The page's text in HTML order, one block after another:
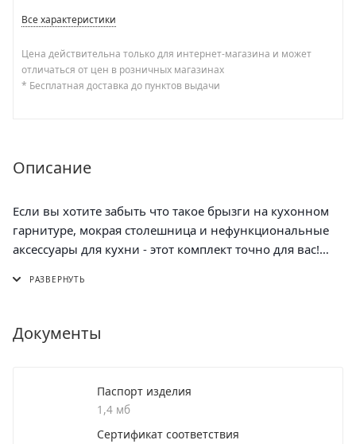
Все характеристики
Цена действительна только для интернет-магазина и может
отличаться от цен в розничных магазинах
* Бесплатная доставка до пунктов выдачи
Описание
Если вы хотите забыть что такое брызги на кухонном
гарнитуре, мокрая столешница и нефункциональные
аксессуары для кухни - этот комплект точно для вас!
Набор 3 в 1 с графитовой раковиной, раздвижной
РМС продуман до мелочей. Это значит, что процесс
мытья посуды или фруктов станет комфортным и
Размеры раковины подобраны оптимально, она
достаточно глубокая. Поэтому, во время использования
вода не будет попадать на столешницу и стены:
Документы
Паспорт изделия
1,4 мб
Сертификат соответствия